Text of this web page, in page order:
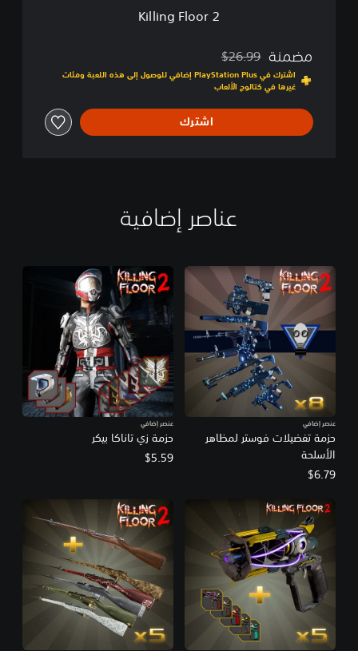
Killing Floor 2
مضمنة مخصوم من السعر الأصلي البالغ $26.99‏
$26.99
اشترك في PlayStation Plus إضافي للوصول إلى هذه اللعبة ومئات
غيرها في كتالوج الألعاب
اشترك
عناصر إضافية
حزمة تفضيلات فوستر لمظاهر
الأسلحة
عنصر إضافي
$6.79
حزمة زي تاناكا بيكر
عنصر إضافي
$5.59